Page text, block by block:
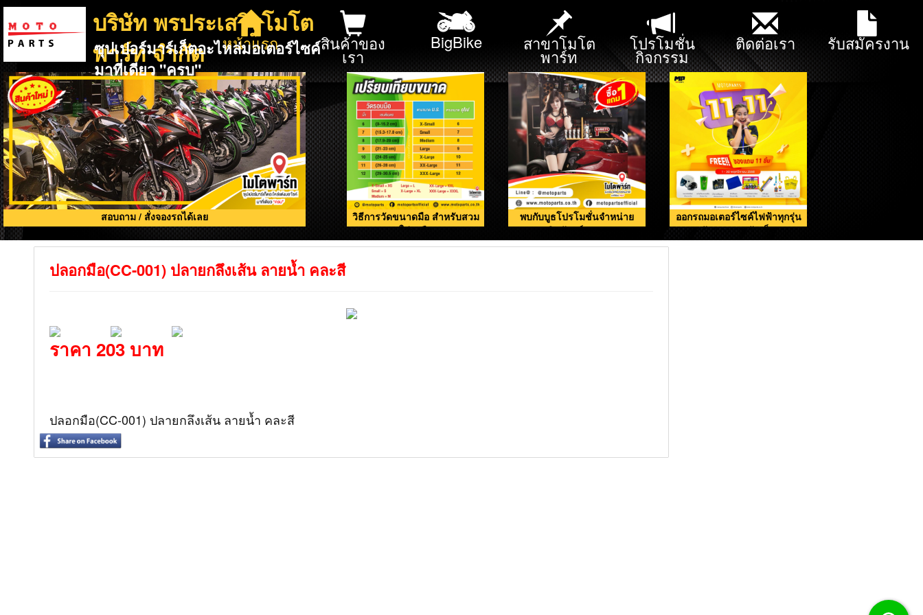
บริษัท พรประเสริฐโมโต
พาร์ท จำกัด
ซุปเปอร์มาร์เก็ตอะไหล่มอเตอร์ไซค์
มาที่เดียว "ครบ"
หน้าแรก สินค้าของ
เรา
BigBike สาขาโมโต
พาร์ท
โปรโมชั่น
กิจกรรม
ติดต่อเรา รับสมัครงาน
สอบถาม / สั่งจองรถได้เลย
วิธีการวัดขนาดมือ สำหรับสวม
ใส่ถุงมือ
พบกับบูธโปรโมชั่นจำหน่าย
ผลิตภัณฑ์ดูแลรถ
ออกรถมอเตอร์ไซค์ไฟฟ้าทุกรุ่น
รับของแถมจัดเต็ม
ปลอกมือ(CC-001) ปลายกลึงเส้น ลายน้ำ คละสี
ราคา 203 บาท
ปลอกมือ(CC-001) ปลายกลึงเส้น ลายน้ำ คละสี